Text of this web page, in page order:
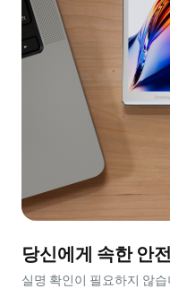
당신에게 속한 안
실명 확인이 필요하지 않